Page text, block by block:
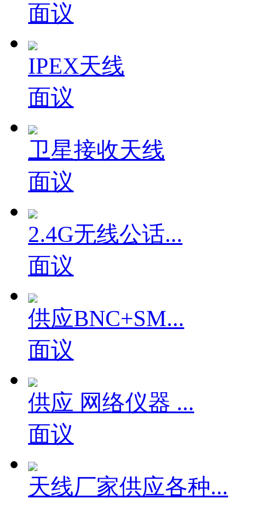
面议
IPEX天线
面议
卫星接收天线
面议
2.4G无线公话...
面议
供应BNC+SM...
面议
供应 网络仪器 ...
面议
天线厂家供应各种...